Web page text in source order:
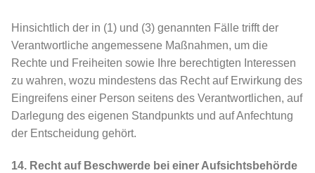
Hinsichtlich der in (1) und (3) genannten Fälle trifft der
Verantwortliche angemessene Maßnahmen, um die
Rechte und Freiheiten sowie Ihre berechtigten Interessen
zu wahren, wozu mindestens das Recht auf Erwirkung des
Eingreifens einer Person seitens des Verantwortlichen, auf
Darlegung des eigenen Standpunkts und auf Anfechtung
der Entscheidung gehört.
14. Recht auf Beschwerde bei einer Aufsichtsbehörde